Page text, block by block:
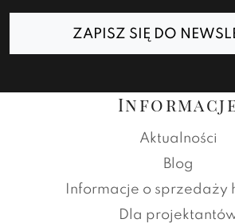
ZAPISZ SIĘ DO
Aktualności
Blog
Informacje o sprzedaży
Dla